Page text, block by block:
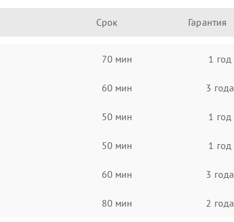
Срок Гарантия
70 мин 1 год
60 мин 3 года
50 мин 1 год
50 мин 1 год
60 мин 3 года
80 мин 2 года